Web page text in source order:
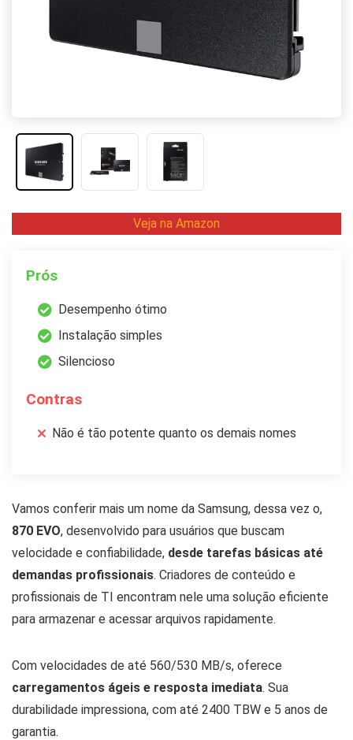
Veja na Amazon
Prós
Desempenho ótimo
Instalação simples
Silencioso
Contras
Não é tão potente quanto os demais nomes
Vamos conferir mais um nome da Samsung, dessa vez o,
870 EVO, desenvolvido para usuários que buscam
velocidade e confiabilidade, desde tarefas básicas até
demandas profissionais. Criadores de conteúdo e
profissionais de TI encontram nele uma solução eficiente
para armazenar e acessar arquivos rapidamente.
Com velocidades de até 560/530 MB/s, oferece
carregamentos ágeis e resposta imediata. Sua
durabilidade impressiona, com até 2400 TBW e 5 anos de
garantia.